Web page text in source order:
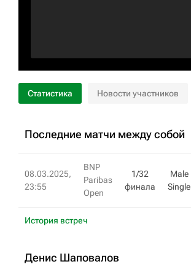
Статистика Новости участников
Последние матчи между собой
08.03.2025,
23:55
BNP
Paribas
Open
1/32
финала
Male
Single
История встреч
Денис Шаповалов